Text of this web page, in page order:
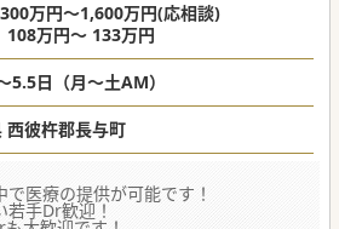
万円～1,600万円(応相談)
万円～ 133万円
5.5日（月～土AM）
長崎県 西彼杵郡長与町
医療の提供が可能です！
手Dr歓迎！